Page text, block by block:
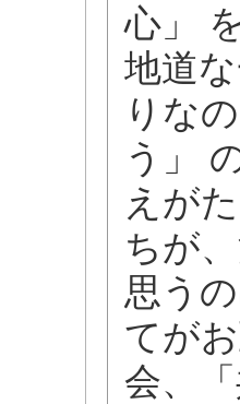
心」
地道
りな
う」
えが
ちが
思う
てが
会、